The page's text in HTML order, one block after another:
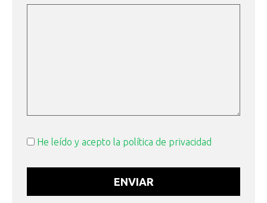
He leído y acepto la política de privacidad
ENVIAR